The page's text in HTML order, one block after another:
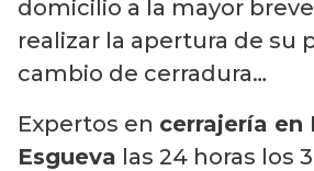
domicilio a la mayor
realizar la apertura de su
cambio de cerradura…
Expertos en cerrajería en
Esgueva las 24 horas los